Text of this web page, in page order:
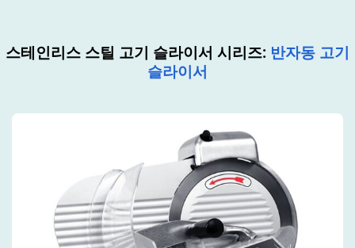
스테인리스 스틸 고기 슬라이서 시리즈: 반자동 고기
슬라이서